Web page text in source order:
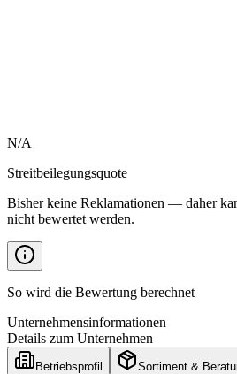
N/A
Streitbeilegungsquote
Bisher keine Reklamationen — daher
nicht bewertet werden.
So wird die Bewertung berechnet
Unternehmensinformationen
Details zum Unternehmen
Betriebsprofil Sortiment &